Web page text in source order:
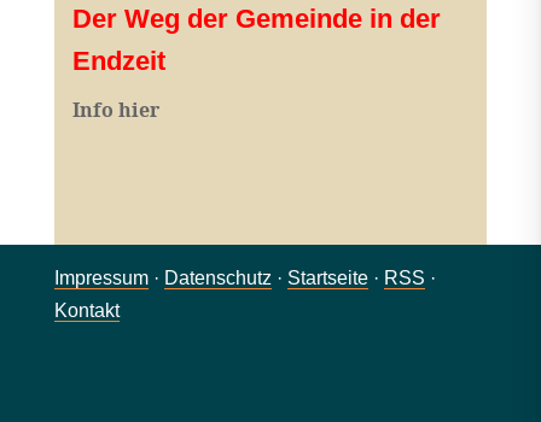
Der Weg der Gemeinde in der
Endzeit
Info hier
Impressum· Datenschutz · Startseite· RSS ·
Kontakt